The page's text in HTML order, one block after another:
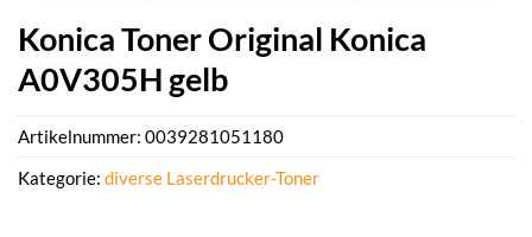
Konica Toner Original Konica
A0V305H gelb
Artikelnummer: 0039281051180
Kategorie: diverse Laserdrucker-Toner